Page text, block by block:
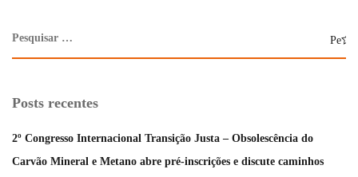
Posts recentes
2º Congresso Internacional Transição Justa – Obsolescência do
Carvão Mineral e Metano abre pré-inscrições e discute caminhos